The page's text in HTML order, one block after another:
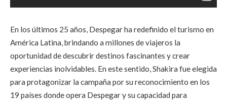
En los últimos 25 años, Despegar ha redefinido el turismo en
América Latina, brindando a millones de viajeros la
oportunidad de descubrir destinos fascinantes y crear
experiencias inolvidables. En este sentido, Shakira fue elegida
para protagonizar la campaña por su reconocimiento en los
19 países donde opera Despegar y su capacidad para